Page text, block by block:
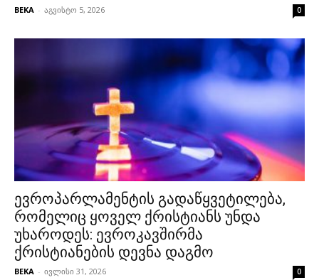
BEKA - აგვისტო 5, 2026 0
ევროპარლამენტის გადაწყვეტილება,
რომელიც ყოველ ქრისტიანს უნდა
უხაროდეს: ევროკავშირმა
ქრისტიანების დევნა დაგმო
BEKA - ივლისი 31, 2026 0